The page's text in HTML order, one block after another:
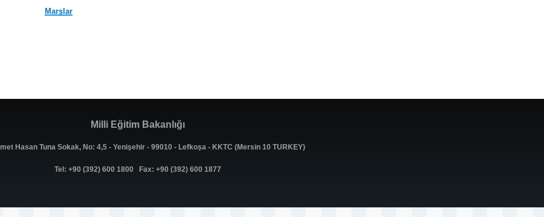
Marşlar
Milli Eğitim Bakanlığı
Hasan Tuna Sokak, No: 4,5 - Yenişehir - 99010 - Lefkoşa - KKTC (Mersin 10 TURKEY)
Tel: +90 (392) 600 1800 Fax: +90 (392) 600 1877